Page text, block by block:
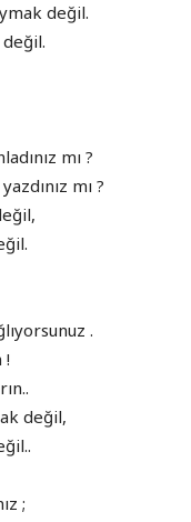
değil.
mı ?
mı ?
.
!
değil,
;